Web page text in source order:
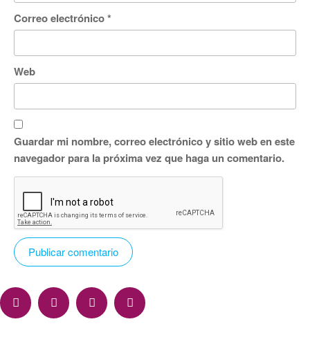
Correo electrónico*
Web
Guardar mi nombre, correo electrónico y sitio web en este
navegador para la próxima vez que haga un comentario.